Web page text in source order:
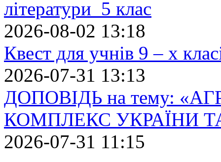
літератури 5 клас
2026-08-02 13:18
Квест для учнів 9 – х
2026-07-31 13:13
ДОПОВІДЬ на тему:
КОМПЛЕКС УКРАЇНИ
2026-07-31 11:15